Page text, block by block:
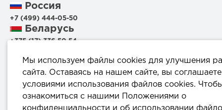
Россия
+7 (499) 444-05-50
Беларусь
+375 (17) 336 50 54
+375 (44) 711 95 56
220114, г.Минск, ул.Филимонова, 25Г, пом.1000
info@komprod.com
Мы используем файлы cookies для улучшения
сайта. Оставаясь на нашем сайте, вы
условиями использования файлов cookies.
ознакомиться с нашими Положениями о
конфиденциальности и об использовании